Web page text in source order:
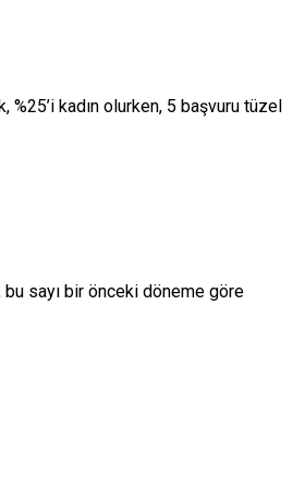
%25’i kadın olurken, 5 başvuru tüzel
sayı bir önceki döneme göre